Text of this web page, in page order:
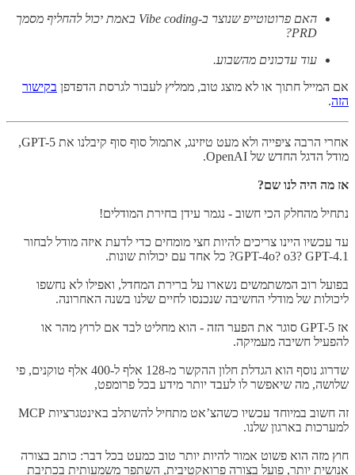
האם פרוטוטייפ שנוצר ב-Vibe coding באמת יכול להחליף מסמך
PRD?
עוד עדכונים מהשבוע.
אם המייל חתוך או לא מוצג טוב, ממליץ לעבור לגרסת הדפדפן בקישור
הזה.
אחרי הרבה ציפייה ולא מעט טיזינג, אתמול סוף סוף קיבלנו את GPT-5,
מודל הדגל החדש של OpenAI.
אז מה היה לנו שם?
נתחיל מהחלק הכי חשוב - נגמר עידן בחירת המודלים!
עד עכשיו היינו צריכים להיות חצי מומחים כדי לדעת איזה מודל לבחור
GPT-4o? o3? GPT-4.1? כל אחד עם יכולות שונות.
בפועל רוב המשתמשים נשארו על ברירת המחדל, ואפילו לא נחשפו
ליכולות של מודלי החשיבה שנכנסו לחיים שלנו בשנה האחרונה.
אז GPT-5 סוגר את הפער הזה - הוא מחליט לבד אם לרוץ מהר או
להפעיל חשיבה מעמיקה.
שדרוג נוסף הוא הגדלת חלון ההקשר מ-128 אלף ל-400 אלף טוקנים, פי
שלושה, מה שיאפשר לו לעבד יותר מידע בכל פרומפט,
זה חשוב במיוחד עכשיו כשהצ’אט מתחיל להשתלב באינטגרציות MCP
למערכות בארגון שלנו.
חוץ מזה הוא פשוט אמור להיות יותר טוב כמעט בכל דבר: כותב בצורה
אנושית יותר, פועל בצורה פרואקטיבית, השתפר משמעותית בכתיבת